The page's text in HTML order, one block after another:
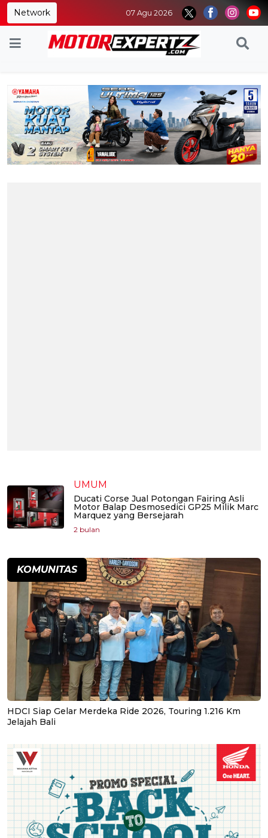
Network 07 Agu 2026
UMUM
Ducati Corse Jual Potongan Fairing Asli
Motor Balap Desmosedici GP25 Milik Marc
Marquez yang Bersejarah
2 bulan
KOMUNITAS
HDCI Siap Gelar Merdeka Ride 2026, Touring 1.216 Km
Jelajah Bali